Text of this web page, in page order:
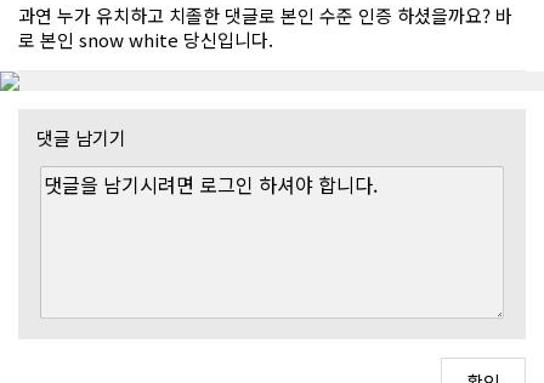
과연 누가 유치하고 치졸한 댓글로 본인 수준 인증 하셨을까요? 바
로 본인 snow white 당신입니다.
댓글 남기기